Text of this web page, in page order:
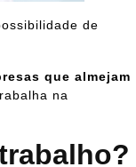
de
que almejam
na